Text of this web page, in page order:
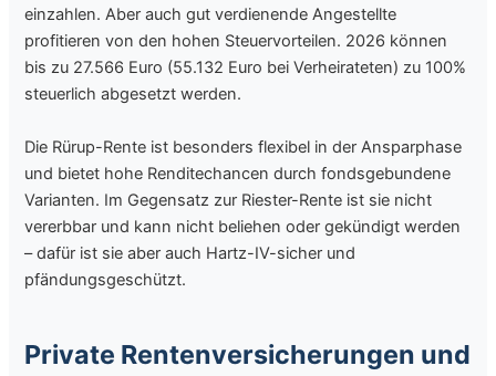
einzahlen. Aber auch gut verdienende Angestellte
profitieren von den hohen Steuervorteilen. 2026 können
bis zu 27.566 Euro (55.132 Euro bei Verheirateten) zu 100%
steuerlich abgesetzt werden.
Die Rürup-Rente ist besonders flexibel in der Ansparphase
und bietet hohe Renditechancen durch fondsgebundene
Varianten. Im Gegensatz zur Riester-Rente ist sie nicht
vererbbar und kann nicht beliehen oder gekündigt werden
– dafür ist sie aber auch Hartz-IV-sicher und
pfändungsgeschützt.
Private Rentenversicherungen und